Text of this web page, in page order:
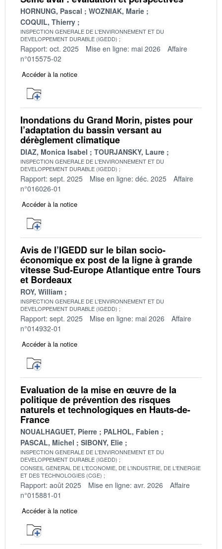
HORNUNG, Pascal
WOZNIAK, Marie
COQUIL, Thierry
INSPECTION GENERALE DE L'ENVIRONNEMENT ET DU
DEVELOPPEMENT DURABLE (IGEDD)
Rapport: oct. 2025 Mise en ligne: mai 2026
Affaire
n°015575-02
Accéder à la notice
Inondations du Grand Morin, pistes pour
l’adaptation du bassin versant au
dérèglement climatique
DIAZ, Monica Isabel TOURJANSKY, Laure
INSPECTION GENERALE DE L'ENVIRONNEMENT ET DU
DEVELOPPEMENT DURABLE (IGEDD)
Rapport: sept. 2025 Mise en ligne: déc. 2025
Affaire
n°016026-01
Accéder à la notice
Avis de l’IGEDD sur le bilan socio-
économique ex post de la ligne à grande
vitesse Sud-Europe Atlantique entre Tours
et Bordeaux
ROY, William
INSPECTION GENERALE DE L'ENVIRONNEMENT ET DU
DEVELOPPEMENT DURABLE (IGEDD)
Rapport: sept. 2025 Mise en ligne: mai 2026
Affaire
n°014932-01
Accéder à la notice
Evaluation de la mise en œuvre de la
politique de prévention des risques
naturels et technologiques en Hauts-de-
France
NOUALHAGUET, Pierre
PALHOL, Fabien
PASCAL, Michel
SIBONY, Elie
INSPECTION GENERALE DE L'ENVIRONNEMENT ET DU
DEVELOPPEMENT DURABLE (IGEDD)
CONSEIL GENERAL DE L'ECONOMIE, DE L'INDUSTRIE, DE L'ENERGIE
ET DES TECHNOLOGIES (CGE)
Rapport: août 2025 Mise en ligne: avr. 2026
Affaire
n°015881-01
Accéder à la notice